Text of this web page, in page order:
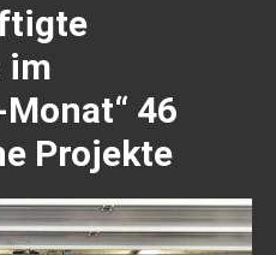
im
46
Projekte